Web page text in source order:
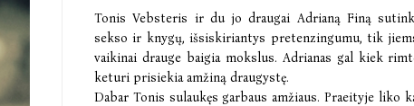
Tonis Vebsteris ir du jo draugai Adrianą Finą
sekso ir knygų, išsiskiriantys pretenzingumu, tik
vaikinai drauge baigia mokslus. Adrianas gal kiek
keturi prisiekia amžiną draugystę.
Dabar Tonis sulaukęs garbaus amžiaus. Praeityje liko